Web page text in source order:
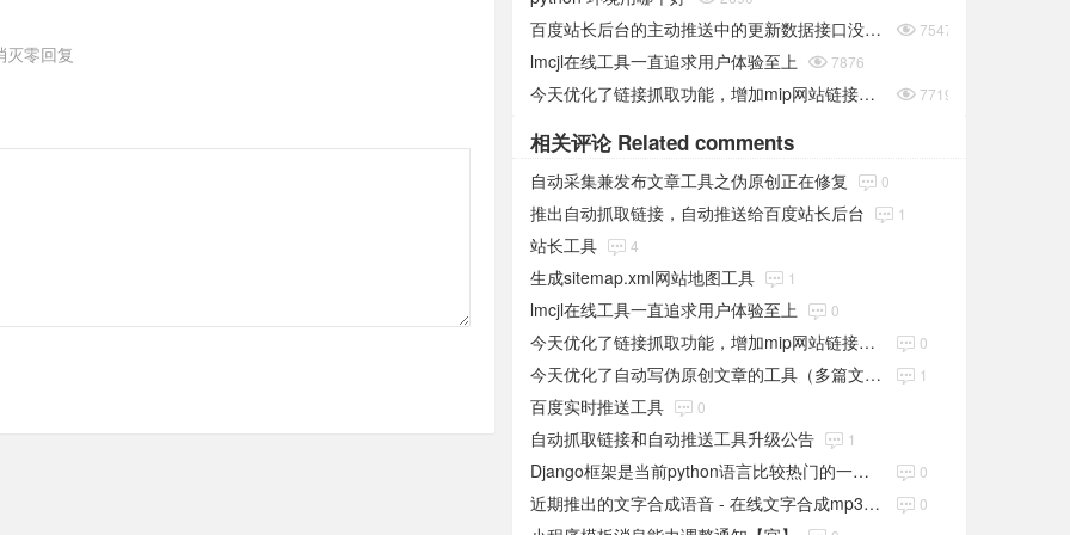
灭零回复
百度站长后台的主动推送中的更新数据接口没有条数？ 7547
lmcjl在线工具一直追求用户体验至上  7876
今天优化了链接抓取功能，增加mip网站链接抓取 7719
相关评论 Related comments
自动采集兼发布文章工具之伪原创正在修复 0
推出自动抓取链接，自动推送给百度站长后台 1
站长工具 4
生成sitemap.xml网站地图工具 1
lmcjl在线工具一直追求用户体验至上 0
今天优化了链接抓取功能，增加mip网站链接抓取 0
今天优化了自动写伪原创文章的工具（多篇文章整合成一篇进行伪原创的文章） 1
百度实时推送工具 0
自动抓取链接和自动推送工具升级公告 1
Django框架是当前python语言比较热门的一个框架 0
近期推出的文字合成语音 - 在线文字合成mp3语音文件-在线工具 0